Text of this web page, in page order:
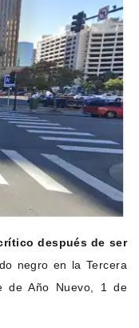
después de ser
negro en la Tercera
de Año Nuevo, 1 de